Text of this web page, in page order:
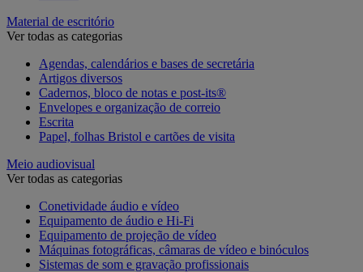
Material de escritório
Ver todas as categorias
Agendas, calendários e bases de secretária
Artigos diversos
Cadernos, bloco de notas e post-its®
Envelopes e organização de correio
Escrita
Papel, folhas Bristol e cartões de visita
Meio audiovisual
Ver todas as categorias
Conetividade áudio e vídeo
Equipamento de áudio e Hi-Fi
Equipamento de projeção de vídeo
Máquinas fotográficas, câmaras de vídeo e binóculos
Sistemas de som e gravação profissionais